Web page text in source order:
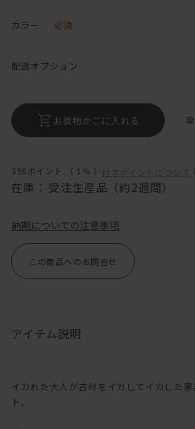
396ポイント （ 1％ ） 付与ポイントについて
在庫： 受注生産品（約2週間）
カラー 必須
配送オプション
お買物かごに入れる
納期についての注意事項
この商品へのお問合せ
アイテム説明
イカれた大人が古材をイカしてイカした
ト。